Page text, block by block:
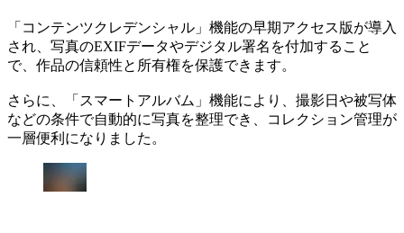
「コンテンツクレデンシャル」機能の早期アクセス版が導入
され、写真のEXIFデータやデジタル署名を付加すること
で、作品の信頼性と所有権を保護できます。
さらに、「スマートアルバム」機能により、撮影日や被写体
などの条件で自動的に写真を整理でき、コレクション管理が
一層便利になりました。